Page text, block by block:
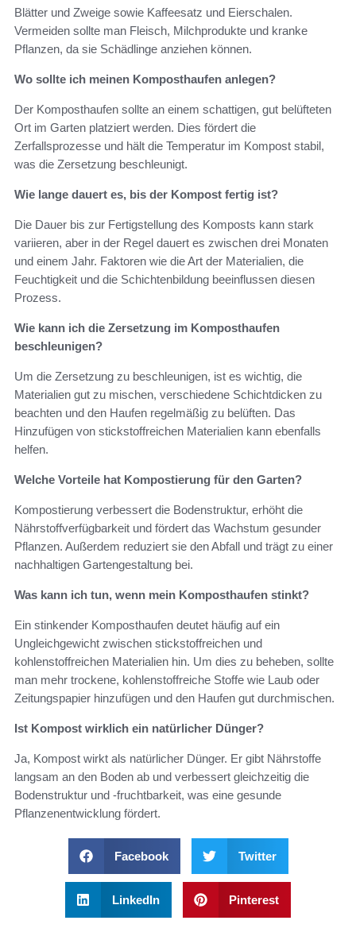
Blätter und Zweige sowie Kaffeesatz und Eierschalen.
Vermeiden sollte man Fleisch, Milchprodukte und kranke
Pflanzen, da sie Schädlinge anziehen können.
Wo sollte ich meinen Komposthaufen anlegen?
Der Komposthaufen sollte an einem schattigen, gut belüfteten
Ort im Garten platziert werden. Dies fördert die
Zerfallsprozesse und hält die Temperatur im Kompost stabil,
was die Zersetzung beschleunigt.
Wie lange dauert es, bis der Kompost fertig ist?
Die Dauer bis zur Fertigstellung des Komposts kann stark
variieren, aber in der Regel dauert es zwischen drei Monaten
und einem Jahr. Faktoren wie die Art der Materialien, die
Feuchtigkeit und die Schichtenbildung beeinflussen diesen
Prozess.
Wie kann ich die Zersetzung im Komposthaufen
beschleunigen?
Um die Zersetzung zu beschleunigen, ist es wichtig, die
Materialien gut zu mischen, verschiedene Schichtdicken zu
beachten und den Haufen regelmäßig zu belüften. Das
Hinzufügen von stickstoffreichen Materialien kann ebenfalls
helfen.
Welche Vorteile hat Kompostierung für den Garten?
Kompostierung verbessert die Bodenstruktur, erhöht die
Nährstoffverfügbarkeit und fördert das Wachstum gesunder
Pflanzen. Außerdem reduziert sie den Abfall und trägt zu einer
nachhaltigen Gartengestaltung bei.
Was kann ich tun, wenn mein Komposthaufen stinkt?
Ein stinkender Komposthaufen deutet häufig auf ein
Ungleichgewicht zwischen stickstoffreichen und
kohlenstoffreichen Materialien hin. Um dies zu beheben, sollte
man mehr trockene, kohlenstoffreiche Stoffe wie Laub oder
Zeitungspapier hinzufügen und den Haufen gut durchmischen.
Ist Kompost wirklich ein natürlicher Dünger?
Ja, Kompost wirkt als natürlicher Dünger. Er gibt Nährstoffe
langsam an den Boden ab und verbessert gleichzeitig die
Bodenstruktur und -fruchtbarkeit, was eine gesunde
Pflanzenentwicklung fördert.
Facebook Twitter
LinkedIn Pinterest